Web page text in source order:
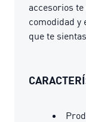
accesorios
comodidad y
que te